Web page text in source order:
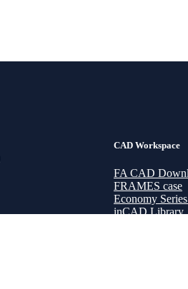
CAD Workspace
FA CAD
FRAMES case
Economy
inCAD Library